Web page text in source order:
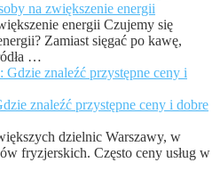
na zwiększenie energii
energii Czujemy się
Zamiast sięgać po kawę,
…
znaleźć przystępne ceny i dobre
dzielnic Warszawy, w
fryzjerskich. Często ceny usług w